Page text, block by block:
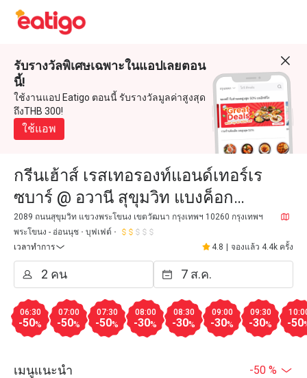
รับรางวัลพิเศษเฉพาะในแอปเลยตอน
นี้!
ใช้งานแอป Eatigo ตอนนี้ รับรางวัลมูลค่าสูงสุด
ถึงTHB 300!
ใช้แอพ
กรีนเฮ้าส์ เรสเทอรองท์แอนด์เทอร์เร
ซบาร์ @ อวานี สุขุมวิท แบงค็อก
(Greenhouse Restaurant & Terrace
Bar @ Avani Sukhumvit Bangkok)
2089 ถนนสุขุมวิท แขวงพระโขนง เขตวัฒนา กรุงเทพฯ 10260 กรุงเทพฯ
พระโขนง - อ่อนนุช
บุฟเฟต์
เวลาทำการ
4.8 จองแล้ว 4.4k ครั้ง
06:30
-50%
07:00
-50%
07:30
-50%
08:00
-30%
08:30
-30%
09:00
-30%
09:30
-30% -50
เมนูแนะนำ -50 %